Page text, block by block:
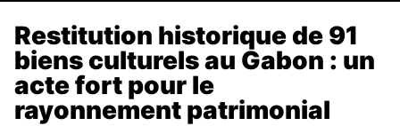
Restitution historique de 91
biens culturels au Gabon : un
acte fort pour le
rayonnement patrimonial